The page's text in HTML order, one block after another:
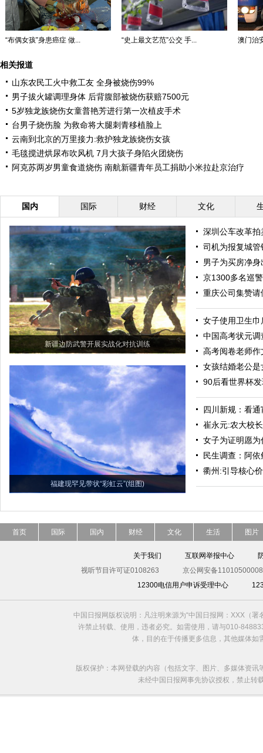
“布偶女孩”身患癌症 做... “史上最文艺范”公交 手... 澳门治
相关报道
山东农民工火中救工友 全身被烧伤99%
男子拔火罐调理身体 后背腹部被烧伤获赔7500元
5岁独龙族烧伤女童普艳芳进行第一次植皮手术
台男子烧伤脸 为救命将大腿刺青移植脸上
云南到北京的万里接力:救护独龙族烧伤女孩
毛毯搅进烘尿布吹风机 7月大孩子身陷火团烧伤
阿克苏两岁男童食道烧伤 南航新疆青年员工捐助小米拉赴京治疗
国内 国际 财经 文化
新疆边防武警开展实战化对抗训练
福建现罕见带状“彩虹云”(组图)
深圳公车改革
司机为报复城
男子为买房净
京1300多名巡
重庆公司集赞
女子使用卫生
中国高考状元
高考阅卷老师
女孩结婚老公
90后看世界杯
四川新规：看
崔永元:农大校
女子为证明愿
民生调查：阿
衢州:引导核心
首页 国际 国内 财经 文化 生活 图片
关于我们 互联网举报中心
视听节目许可证0108263
京公网安备
12300电信用户申诉受理中心
中国日报网版权说明：凡注明来源为“中国日报网：XXX（
许禁止转载、使用，违者必究。如需使用，请与010-
体，目的在于传播更多信息，其他媒体
版权保护：本网登载的内容（包括文字、图片、多媒体资
未经中国日报网事先协议授权，禁止转